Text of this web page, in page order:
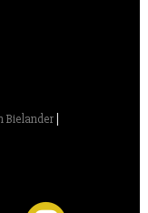
Bielander